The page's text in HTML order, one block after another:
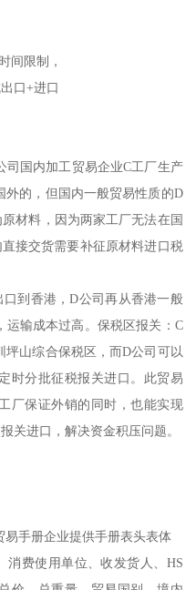
间限制，
+进口
国内加工贸易企业C工厂生产
外的，但国内一般贸易性质的D
材料，因为两家工厂无法在国
接交货需要补征原材料进口税
到香港，D公司再从香港一般
运输成本过高。保税区报关：C
山综合保税区，而D公司可以
时分批征税报关进口。此贸易
厂保证外销的同时，也能实现
关进口，解决资金积压问题。
手册企业提供手册表头表体
消费使用单位、收发货人、HS